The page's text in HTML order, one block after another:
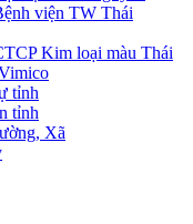
viện TW Thái
Kim loại màu Thái
tỉnh
tỉnh
Xã